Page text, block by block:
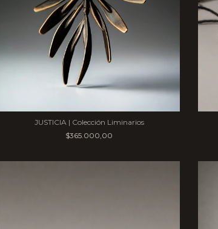
JUSTICIA | Colección Liminarios
$365.000,00